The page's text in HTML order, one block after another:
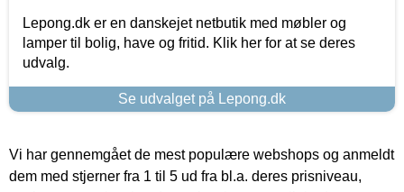
Lepong.dk er en danskejet netbutik med møbler og
lamper til bolig, have og fritid. Klik her for at se deres
udvalg.
Se udvalget på Lepong.dk
Vi har gennemgået de mest populære webshops og anmeldt
dem med stjerner fra 1 til 5 ud fra bl.a. deres prisniveau,